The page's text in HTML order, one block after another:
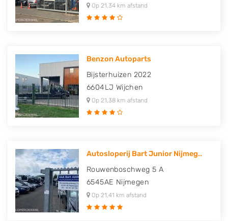
Op 21,34 km afstand
Benzon Autoparts
Bijsterhuizen 2022
6604LJ Wijchen
Op 21,38 km afstand
Autosloperij Bart Junior Nijmeg..
Rouwenboschweg 5 A
6545AE Nijmegen
Op 21,41 km afstand